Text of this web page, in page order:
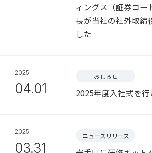
ィングス（証券コー
長が当社の社外取締
した
2025
04.01
おしらせ
2025年度入社式を行
2025
03.31
ニュースリリース